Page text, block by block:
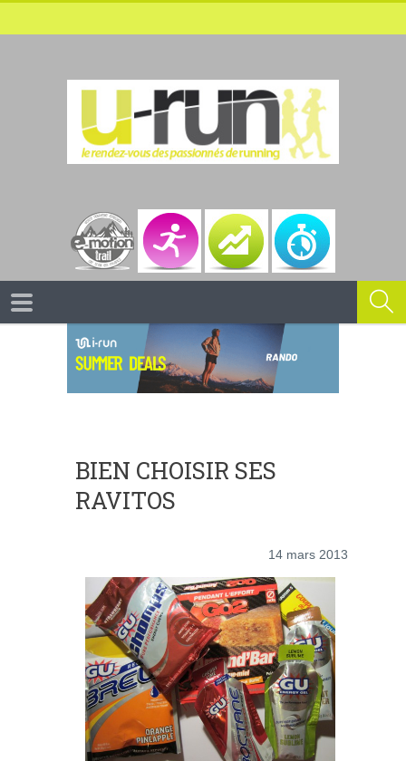
BIEN CHOISIR SES
RAVITOS
14 mars 2013